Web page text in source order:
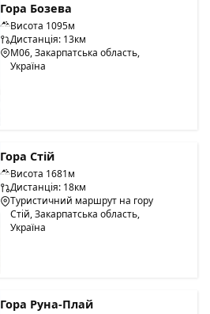
Гора Бозева
Висота 1095м
Дистанція: 13км
М06, Закарпатська область,
Україна
Гора Стій
Висота 1681м
Дистанція: 18км
Туристичний маршрут на гору
Стій, Закарпатська область,
Україна
Гора Руна-Плай